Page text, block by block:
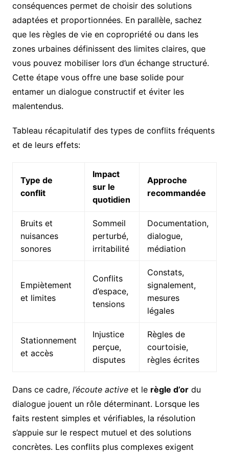
conséquences permet de choisir des solutions
adaptées et proportionnées. En parallèle, sachez
que les règles de vie en copropriété ou dans les
zones urbaines définissent des limites claires, que
vous pouvez mobiliser lors d’un échange structuré.
Cette étape vous offre une base solide pour
entamer un dialogue constructif et éviter les
malentendus.
Tableau récapitulatif des types de conflits fréquents
et de leurs effets:
Type de
conflit
Impact
sur le
quotidien
Approche
recommandée
Bruits et
nuisances
sonores
Sommeil
perturbé,
irritabilité
Documentation,
dialogue,
médiation
Empiètement
et limites
Conflits
d’espace,
tensions
Constats,
signalement,
mesures
légales
Stationnement
et accès
Injustice
perçue,
disputes
Règles de
courtoisie,
règles écrites
Dans ce cadre, l’écoute activeet le règle d’ordu
dialogue jouent un rôle déterminant. Lorsque les
faits restent simples et vérifiables, la résolution
s’appuie sur le respect mutuel et des solutions
concrètes. Les conflits plus complexes exigent